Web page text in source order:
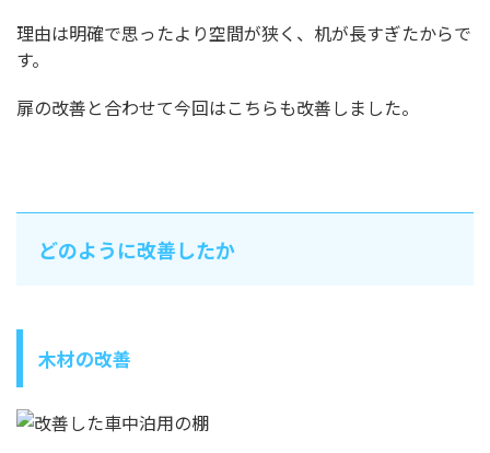
理由は明確で思ったより空間が狭く、机が長すぎたからで
す。
扉の改善と合わせて今回はこちらも改善しました。
どのように改善したか
木材の改善